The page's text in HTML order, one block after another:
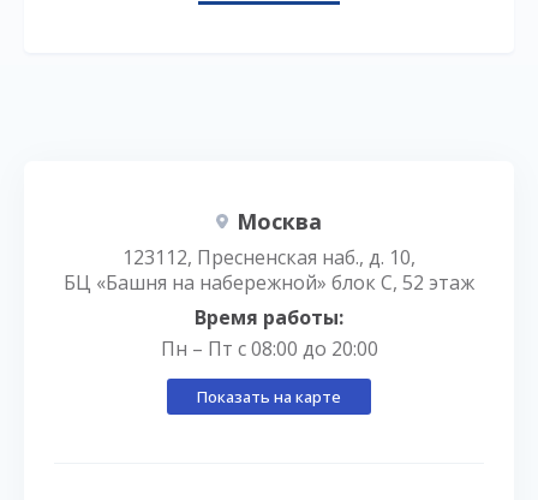
Москва
123112, Пресненская наб., д. 10,
БЦ «Башня на набережной» блок С, 52 этаж
Время работы:
Пн – Пт с 08:00 до 20:00
Показать на карте